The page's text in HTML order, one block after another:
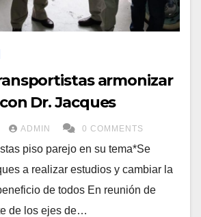
armonizar
Dr. Jacques
ADMIN 0 COMMENTS
piso parejo en su tema*Se
a realizar estudios y cambiar la
de todos En reunión de
de los ejes de…